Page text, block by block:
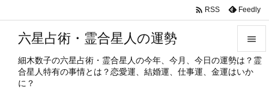
六星占術・霊合星人の運勢
細木数子の六星占術・霊合星人の今年、今月、今日の運勢は？霊
合星人特有の事情とは？恋愛運、結婚運、仕事運、金運はいか
に？


メニュ
 RSS Feedly